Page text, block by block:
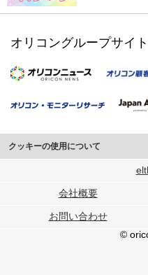
オリコングループサイト
クッキーの使用について
このサイトでは Cookie を使用して
行っています。
メディアや広告配信、データ解析の
ユーザーが各パートナーのサービス
会社概要
お問い合わせ
©